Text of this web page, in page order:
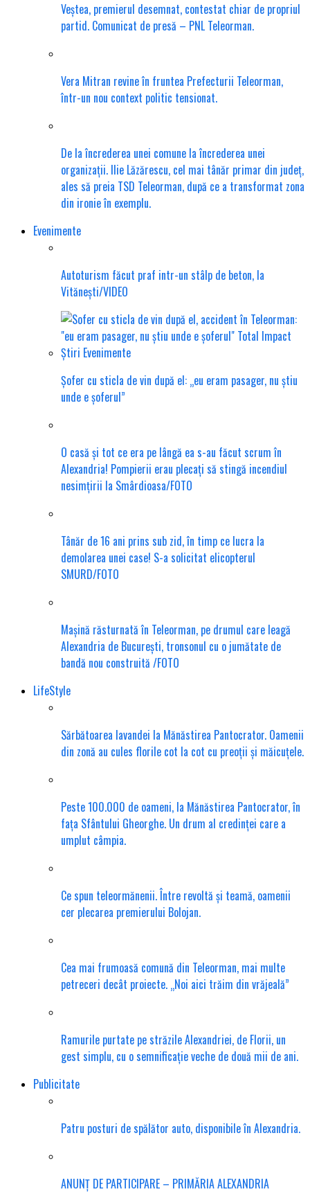
Veștea, premierul desemnat, contestat chiar de propriul
partid. Comunicat de presă – PNL Teleorman.
Vera Mitran revine în fruntea Prefecturii Teleorman,
într-un nou context politic tensionat.
De la încrederea unei comune la încrederea unei
organizații. Ilie Lăzărescu, cel mai tânăr primar din județ,
ales să preia TSD Teleorman, după ce a transformat zona
din ironie în exemplu.
Evenimente
Autoturism făcut praf intr-un stâlp de beton, la
Vitănești/VIDEO
Șofer cu sticla de vin după el: „eu eram pasager, nu știu
unde e șoferul”
O casă și tot ce era pe lângă ea s-au făcut scrum în
Alexandria! Pompierii erau plecați să stingă incendiul
nesimțirii la Smârdioasa/FOTO
Tânăr de 16 ani prins sub zid, în timp ce lucra la
demolarea unei case! S-a solicitat elicopterul
SMURD/FOTO
Mașină răsturnată în Teleorman, pe drumul care leagă
Alexandria de București, tronsonul cu o jumătate de
bandă nou construită /FOTO
LifeStyle
Sărbătoarea lavandei la Mănăstirea Pantocrator. Oamenii
din zonă au cules florile cot la cot cu preoții și măicuțele.
Peste 100.000 de oameni, la Mănăstirea Pantocrator, în
fața Sfântului Gheorghe. Un drum al credinței care a
umplut câmpia.
Ce spun teleormănenii. Între revoltă și teamă, oamenii
cer plecarea premierului Bolojan.
Cea mai frumoasă comună din Teleorman, mai multe
petreceri decât proiecte. „Noi aici trăim din vrăjeală”
Ramurile purtate pe străzile Alexandriei, de Florii, un
gest simplu, cu o semnificație veche de două mii de ani.
Publicitate
Patru posturi de spălător auto, disponibile în Alexandria.
ANUNȚ DE PARTICIPARE – PRIMĂRIA ALEXANDRIA